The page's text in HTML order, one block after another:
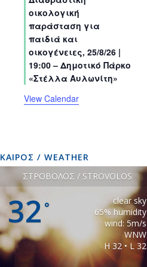
sssss
t
s
t
s
t
s
t
s
t
s
t
s
οικολογική
παράσταση για
παιδιά και
οικογένειες, 25/8/26 |
19:00 – Δημοτικό Πάρκο
«Στέλλα Αυλωνίτη»
View Calendar
ΚΑΙΡΟΣ / WEATHER
ΣΤΡΟΒΟΛΟΣ / STROVOLOS
32 °
clear sky
65% humidity
wind: 5m/s
WNW
H 32 • L 32